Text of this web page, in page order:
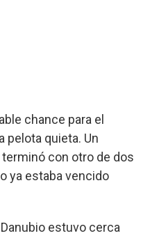
chance para el
pelota quieta. Un
terminó con otro de dos
ya estaba vencido
estuvo cerca